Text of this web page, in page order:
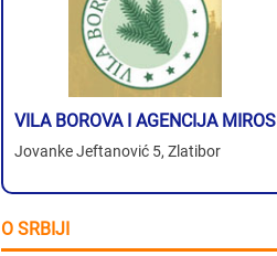
VILA BOROVA I AGENCIJA MIROS
Jovanke Jeftanović 5, Zlatibor
O SRBIJI